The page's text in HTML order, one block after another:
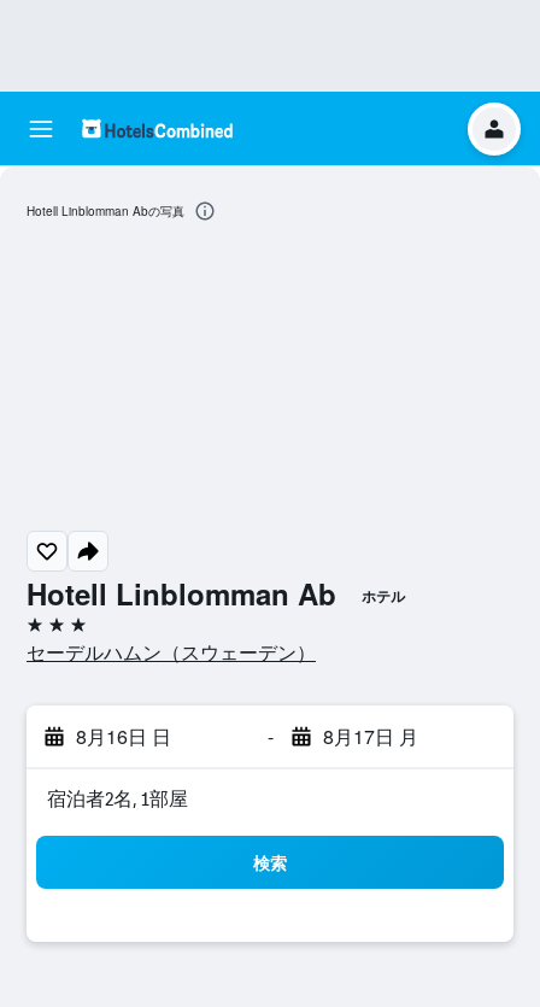
Hotell Linblomman Ab ホテル
3つ星
セーデルハムン​（スウェーデン​）​
8月16日 日 - 8月17日 月
宿泊者2名, 1​部屋
検索
Hotell Linblomman Abの写真